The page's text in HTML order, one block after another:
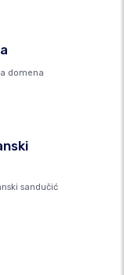
domena
sandučić